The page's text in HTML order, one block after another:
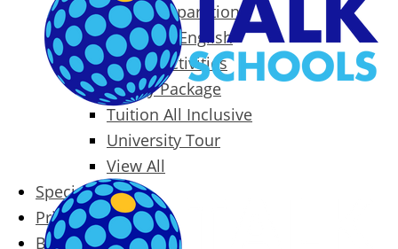
Exam Preparation
Business English
Packages & Activities
Family Package
Tuition All Inclusive
University Tour
View All
Special Offers
Prices
Blog